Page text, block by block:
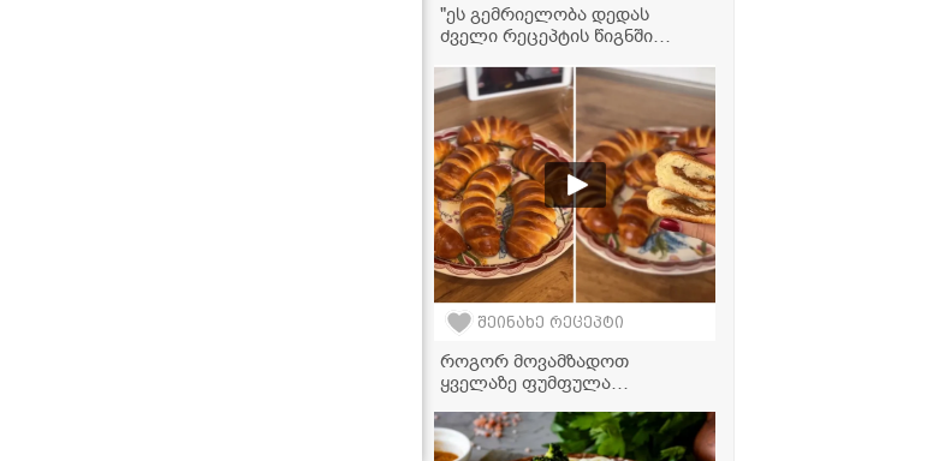
"ეს გემრიელობა დედას
ძველი რეცეპტის წიგნში
გემრიელი გამოდის" -
მკითხველის ვიდეორეცეპტი
შეინახე რეცეპტი
როგორ მოვამზადოთ
ყველაზე ფუმფულა
რძის შიგთავსით - უმარტივესი
რეცეპტი!